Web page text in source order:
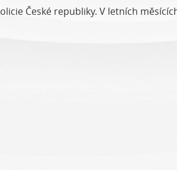
České republiky. V letních